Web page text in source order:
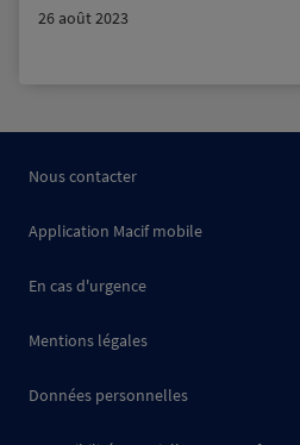
26 août 2023
Nous contacter
Application Macif mobile
En cas d'urgence
Mentions légales
Données personnelles